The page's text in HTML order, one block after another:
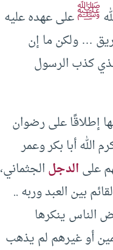
ﷺعلى عهده عليه
… ولكن ما إن
كذب الرسول
إطلاقًا على رضوان
الله أبا بكر وعمر
علىالدجلالجثماني،
بين العبد وربه ..
الناس ينكرها
أو غيرهم لم يذهب